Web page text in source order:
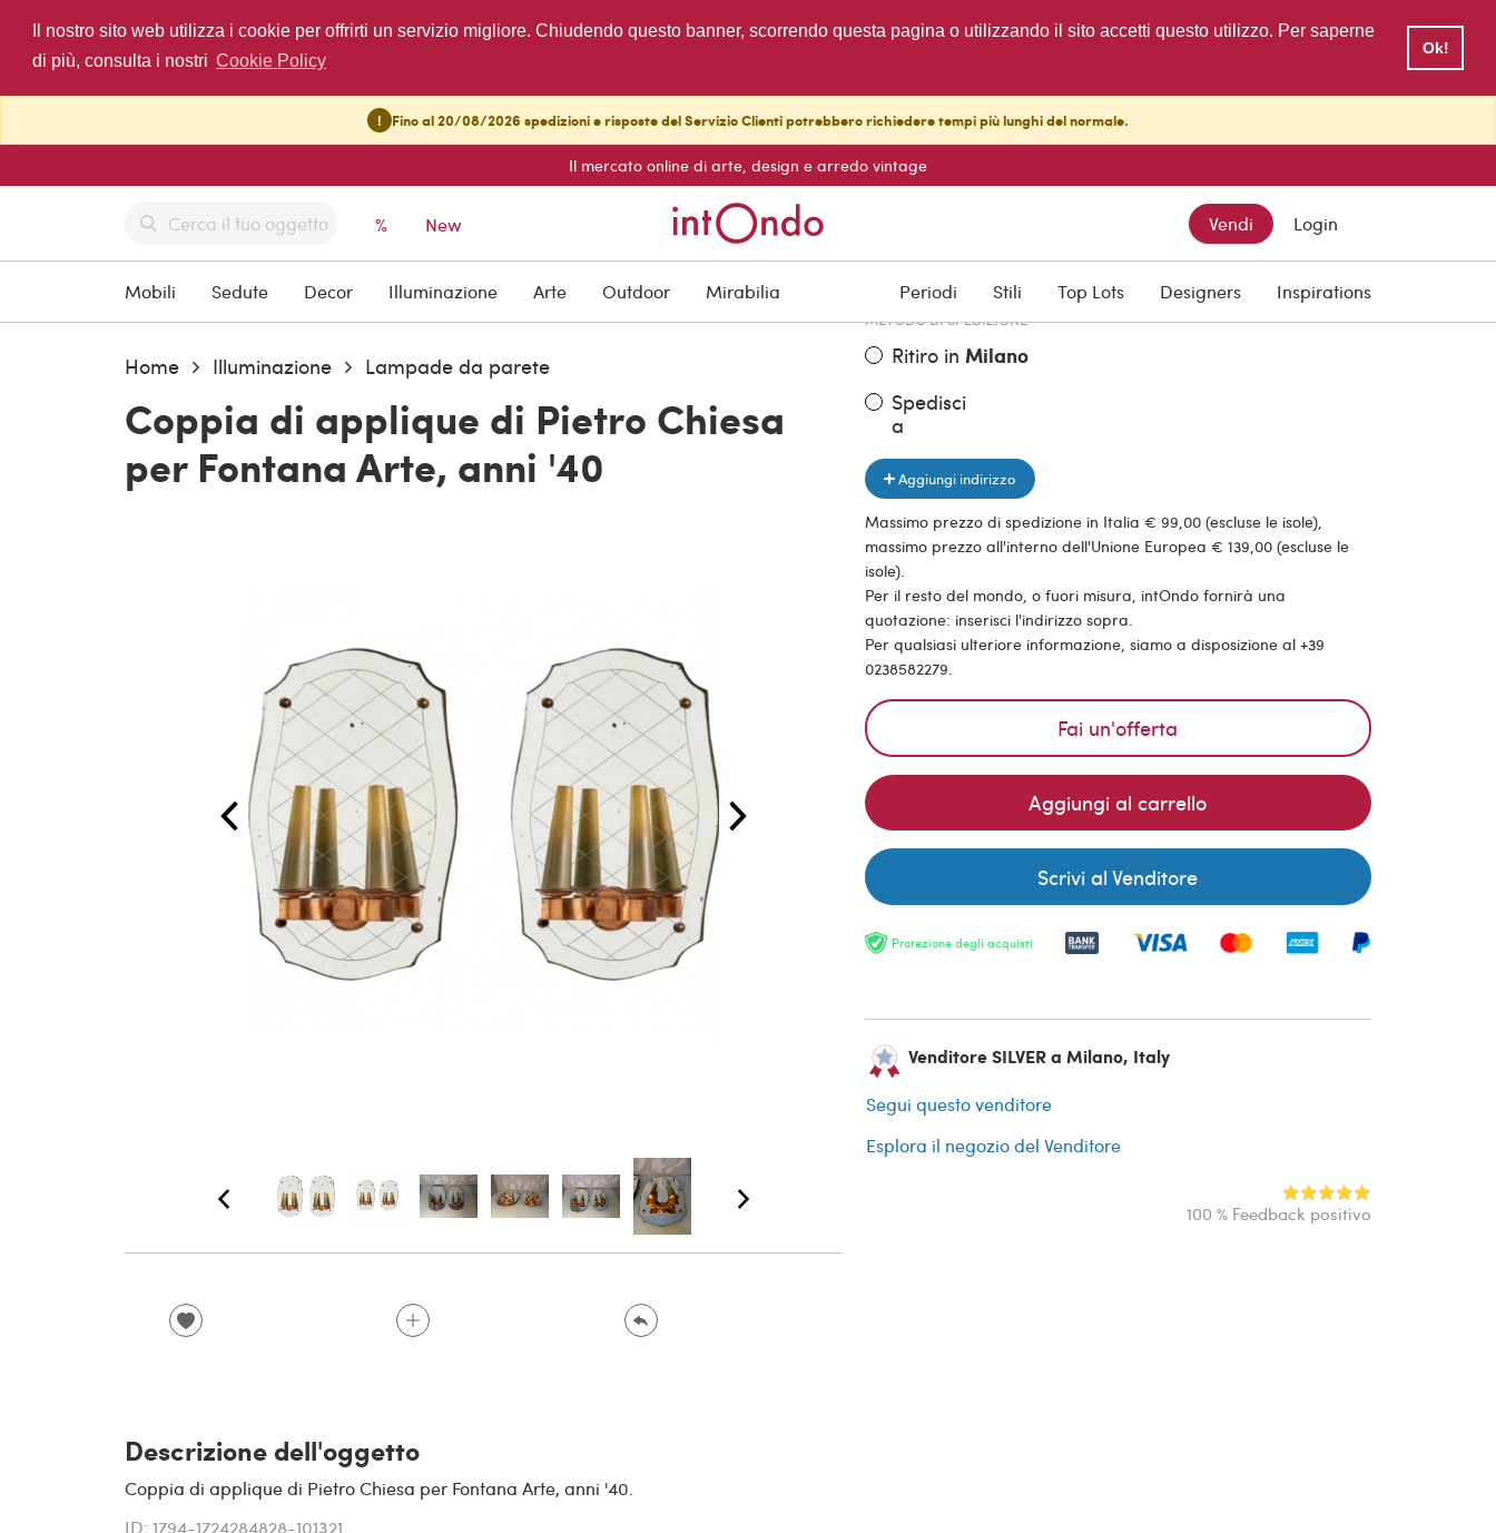
Il nostro sito web utilizza i cookie per offrirti un servizio migliore. Chiudendo questo banner, scorrendo questa pagina o utilizzando il sito accetti questo utilizzo. Per saperne
di più, consulta i nostri Cookie Policy
Ok!
! Fino al 20/08/2026 spedizioni e risposte del Servizio Clienti potrebbero richiedere tempi più lunghi del normale.
Il mercato online di arte, design e arredo vintage
% New Vendi Login
Mobili Sedute Decor Illuminazione Arte Outdoor Mirabilia Periodi Stili Top Lots Designers Inspirations
Home Illuminazione Lampade da parete
Coppia di applique di Pietro Chiesa
per Fontana Arte, anni '40
€ 1.400,00
METODO DI SPEDIZIONE
Ritiro in Milano
Spedisci
a
Aggiungi indirizzo
Massimo prezzo di spedizione in Italia € 99,00 (escluse le isole),
massimo prezzo all'interno dell'Unione Europea € 139,00 (escluse le
isole).
Per il resto del mondo, o fuori misura, intOndo fornirà una
quotazione: inserisci l'indirizzo sopra.
Per qualsiasi ulteriore informazione, siamo a disposizione al +39
0238582279.
Fai un'offerta
Aggiungi al carrello
Scrivi al Venditore
Protezione degli acquisti
Venditore SILVER a Milano, Italy
Segui questo venditore
Esplora il negozio del Venditore
100 % Feedback positivo
Descrizione dell'oggetto
Coppia di applique di Pietro Chiesa per Fontana Arte, anni '40.
ID: 1794-1724284828-101321